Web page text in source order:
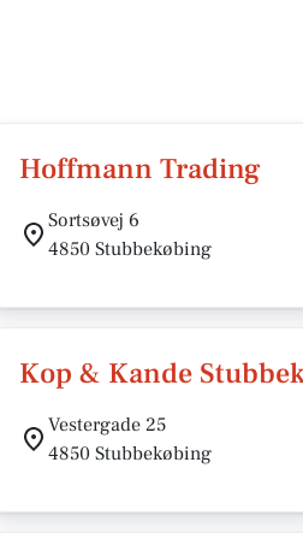
Hoffmann Trading
Sortsøvej 6
4850 Stubbekøbing
Kop & Kande
Vestergade 25
4850 Stubbekøbing